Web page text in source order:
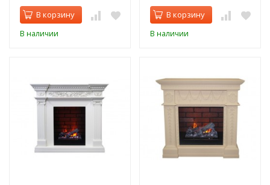
В корзину
В наличии
В корзину
В наличии